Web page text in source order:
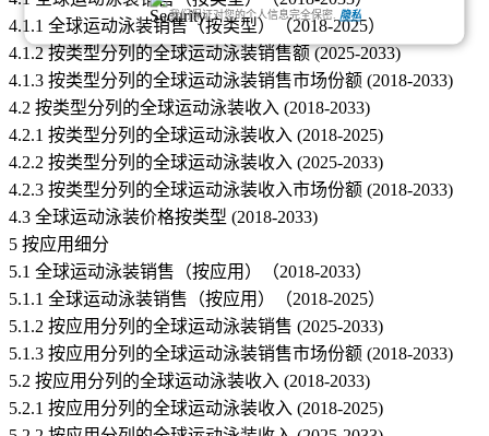
我们保证对您的个人信息完全保密. 隐私
4.1.1 全球运动泳装销售（按类型）（2018-2025）
4.1.2 按类型分列的全球运动泳装销售额 (2025-2033)
4.1.3 按类型分列的全球运动泳装销售市场份额 (2018-2033)
4.2 按类型分列的全球运动泳装收入 (2018-2033)
4.2.1 按类型分列的全球运动泳装收入 (2018-2025)
4.2.2 按类型分列的全球运动泳装收入 (2025-2033)
4.2.3 按类型分列的全球运动泳装收入市场份额 (2018-2033)
4.3 全球运动泳装价格按类型 (2018-2033)
5 按应用细分
5.1 全球运动泳装销售（按应用）（2018-2033）
5.1.1 全球运动泳装销售（按应用）（2018-2025）
5.1.2 按应用分列的全球运动泳装销售 (2025-2033)
5.1.3 按应用分列的全球运动泳装销售市场份额 (2018-2033)
5.2 按应用分列的全球运动泳装收入 (2018-2033)
5.2.1 按应用分列的全球运动泳装收入 (2018-2025)